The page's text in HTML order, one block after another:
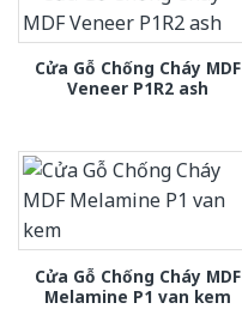
Cửa Gỗ Chống Cháy MDF
Veneer P1R2 ash
Cửa Gỗ Chống Cháy MDF
Melamine P1 van kem